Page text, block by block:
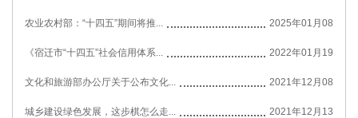
农业农村部：“十四五”期间将推... 2025年01月08
《宿迁市“十四五”社会信用体系... 2022年01月19
文化和旅游部办公厅关于公布文化... 2021年12月08
城乡建设绿色发展，这步棋怎么走... 2021年12月13